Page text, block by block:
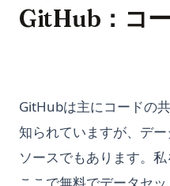
GitHub：コ
GitHubは主にコードの
知られていますが、デ
ソースでもあります。